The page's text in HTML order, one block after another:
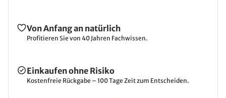
Von Anfang an natürlich
Profitieren Sie von 40 Jahren Fachwissen.
Einkaufen ohne Risiko
Kostenfreie Rückgabe – 100 Tage Zeit zum Entscheiden.